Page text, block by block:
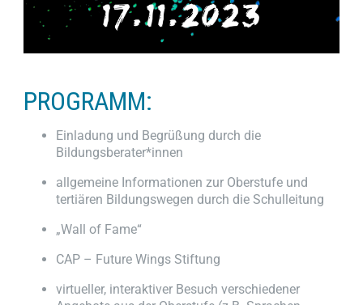
PROGRAMM:
Einladung und Begrüßung durch die
Bildungsberater*innen
allgemeine Informationen zur Oberstufe und
tertiären Bildungswegen durch die Schulleitung
„Wall of Fame“
CAP – Future Wings Stiftung
virtueller, interaktiver Besuch verschiedener